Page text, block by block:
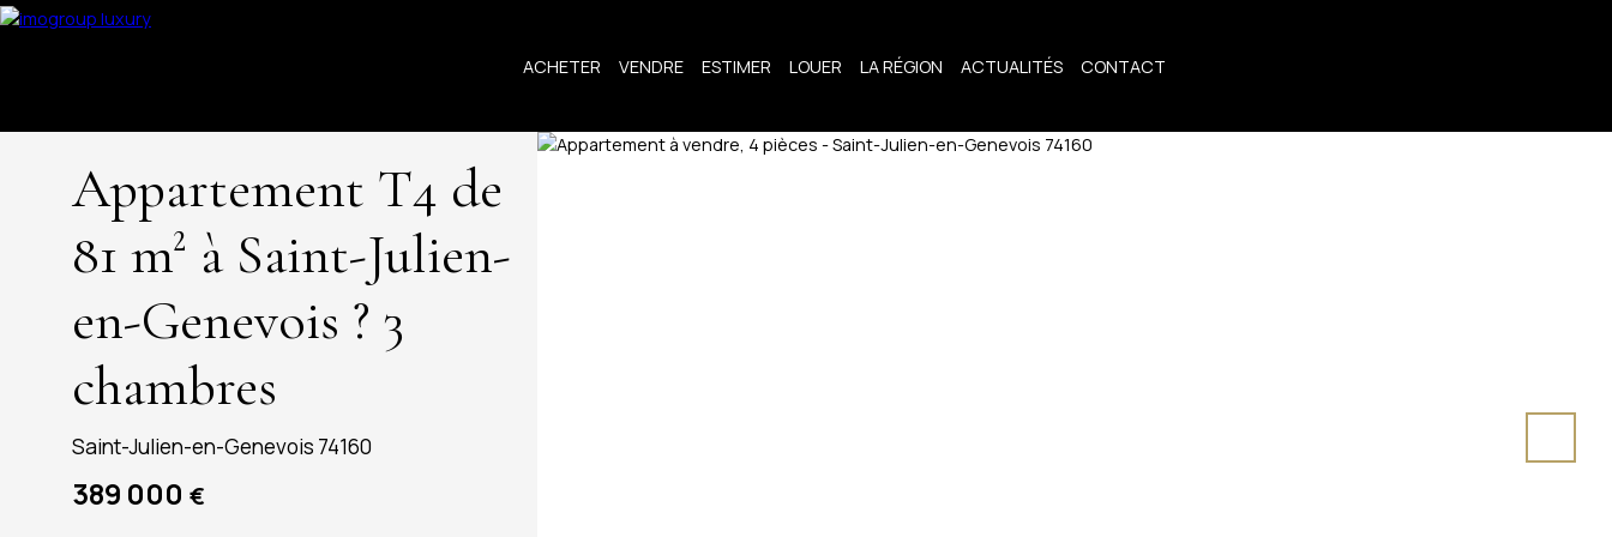
ACHETER VENDRE ESTIMER LOUER LA RÉGION ACTUALITÉS CONTACT
Appartement T4 de
81 m² à Saint-Julien-
en-Genevois ? 3
chambres
Saint-Julien-en-Genevois 74160
389 000 €